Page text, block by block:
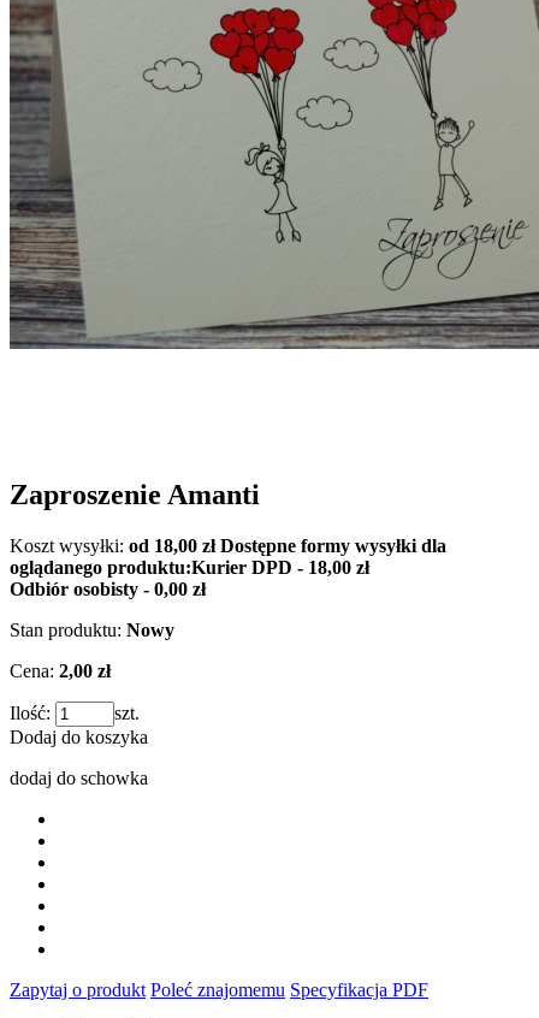
Zaproszenie Amanti
Koszt wysyłki: od 18,00 złDostępne formy wysyłki dla
oglądanego produktu:Kurier DPD - 18,00 zł
Odbiór osobisty - 0,00 zł
Stan produktu: Nowy
Cena: 2,00 zł
Ilość:
szt.
Dodaj do koszyka
dodaj do schowka
Zapytaj o produkt Poleć znajomemu Specyfikacja PDF